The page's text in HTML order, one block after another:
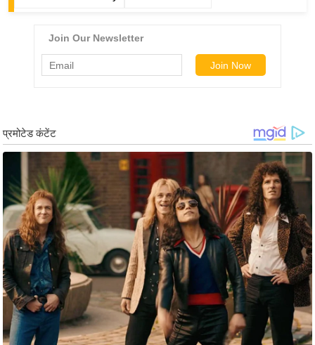
टो
र्ल्ड
न्यू
ज
ब्री
फ
म
नो
रं
ज